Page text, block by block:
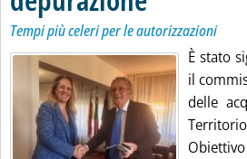
Tempi più celeri per le autorizzazioni
È stato
il
delle